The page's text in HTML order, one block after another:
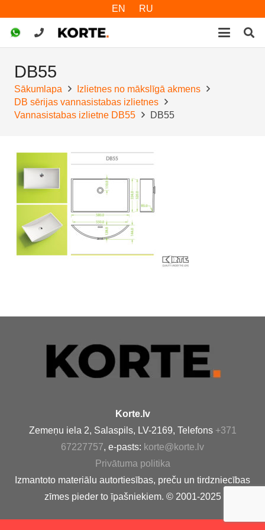
EN RU
DB55
Sākumlapa
Izlietnes no mākslīgā akmens
DB sērijas vannasistabas izlietnes
Vannasistabas izlietne DB55
DB55
Korte.lv
Zemeņu iela 2, Salaspils, LV-2169, Telefons +371
67227757, e-pasts: korte@korte.lv
Privātuma politika
Izmantoto materiālu autortiesības, preču un tirdzniecības
zīmes pieder to īpašniekiem. © 2001-2025